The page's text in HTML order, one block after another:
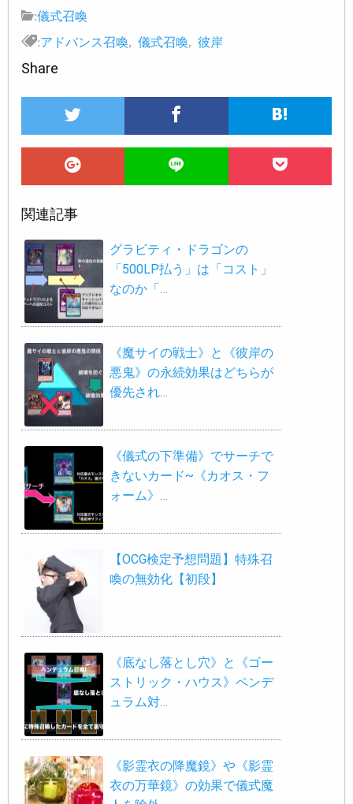
:儀式召喚
:アドバンス召喚 儀式召喚 彼岸
Share
関連記事
グラビティ・ドラゴンの
「500LP払う」は「コスト」
なのか「…
《魔サイの戦士》と《彼岸の
悪鬼》の永続効果はどちらが
優先され…
《儀式の下準備》でサーチで
きないカード~《カオス・フ
ォーム》…
【OCG検定予想問題】特殊召
喚の無効化【初段】
《底なし落とし穴》と《ゴー
ストリック・ハウス》ペンデ
ュラム対…
《影霊衣の降魔鏡》や《影霊
衣の万華鏡》の効果で儀式魔